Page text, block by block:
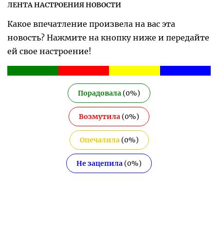
ЛЕНТА НАСТРОЕНИЯ НОВОСТИ
Какое впечатление произвела на вас эта
новость? Нажмите на кнопку ниже и передайте
ей свое настроение!
Порадовала (0%)
Возмутила (0%)
Опечалила(0%)
Не зацепила (0%)